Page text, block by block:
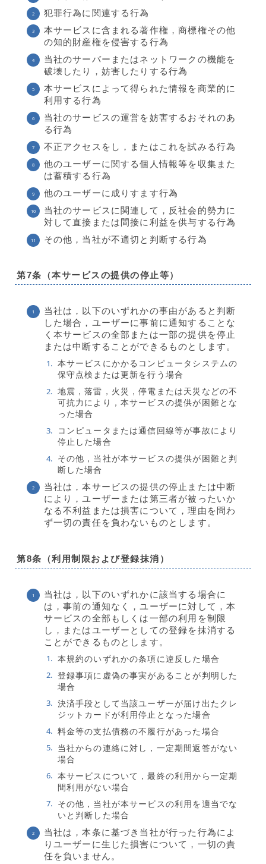
犯罪行為に関連する行為
本サービスに含まれる著作権，商標権その他
の知的財産権を侵害する行為
当社のサーバーまたはネットワークの機能を
破壊したり，妨害したりする行為
本サービスによって得られた情報を商業的に
利用する行為
当社のサービスの運営を妨害するおそれのあ
る行為
不正アクセスをし，またはこれを試みる行為
他のユーザーに関する個人情報等を収集また
は蓄積する行為
他のユーザーに成りすます行為
当社のサービスに関連して，反社会的勢力に
対して直接または間接に利益を供与する行為
その他，当社が不適切と判断する行為
第7条（本サービスの提供の停止等）
当社は，以下のいずれかの事由があると判断
した場合，ユーザーに事前に通知することな
く本サービスの全部または一部の提供を停止
または中断することができるものとします。
本サービスにかかるコンピュータシステムの
保守点検または更新を行う場合
地震，落雷，火災，停電または天災などの不
可抗力により，本サービスの提供が困難とな
った場合
コンピュータまたは通信回線等が事故により
停止した場合
その他，当社が本サービスの提供が困難と判
断した場合
当社は，本サービスの提供の停止または中断
により，ユーザーまたは第三者が被ったいか
なる不利益または損害について，理由を問わ
ず一切の責任を負わないものとします。
第8条（利用制限および登録抹消）
当社は，以下のいずれかに該当する場合に
は，事前の通知なく，ユーザーに対して，本
サービスの全部もしくは一部の利用を制限
し，またはユーザーとしての登録を抹消する
ことができるものとします。
本規約のいずれかの条項に違反した場合
登録事項に虚偽の事実があることが判明した
場合
決済手段として当該ユーザーが届け出たクレ
ジットカードが利用停止となった場合
料金等の支払債務の不履行があった場合
当社からの連絡に対し，一定期間返答がない
場合
本サービスについて，最終の利用から一定期
間利用がない場合
その他，当社が本サービスの利用を適当でな
いと判断した場合
当社は，本条に基づき当社が行った行為によ
りユーザーに生じた損害について，一切の責
任を負いません。